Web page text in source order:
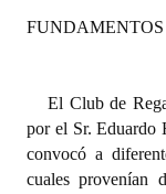
Actas de
Comunicaciones
Declaraciones
FUNDAMENTOS
El Club de
por el Sr. Eduardo
convocó a
cuales provenían